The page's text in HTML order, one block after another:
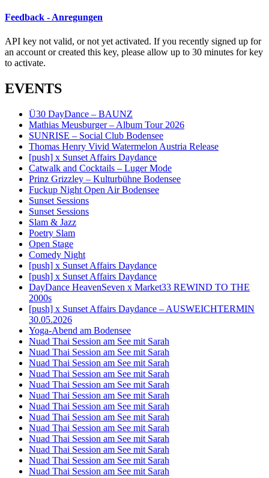
Feedback - Anregungen
API key not valid, or not yet activated. If you recently signed up for
an account or created this key, please allow up to 30 minutes for key
to activate.
EVENTS
Ü30 DayDance – BAUNZ
Mathias Meusburger – Album Tour 2026
SUNRISE – Social Club Bodensee
Thomas Henry Vivid Watermelon Austria Release
[push] x Sunset Affairs Daydance
Catwalk and Cocktails – Luger Mode
Prinz Grizzley – Kulturbühne Bodensee
Fuckup Night Open Air Bodensee
Sunset Sessions
Sunset Sessions
Slam & Jazz
Poetry Slam
Open Stage
Comedy Night
[push] x Sunset Affairs Daydance
[push] x Sunset Affairs Daydance
DayDance HeavenSeven x Market33 REWIND TO THE
2000s
[push] x Sunset Affairs Daydance – AUSWEICHTERMIN
30.05.2026
Yoga-Abend am Bodensee
Nuad Thai Session am See mit Sarah
Nuad Thai Session am See mit Sarah
Nuad Thai Session am See mit Sarah
Nuad Thai Session am See mit Sarah
Nuad Thai Session am See mit Sarah
Nuad Thai Session am See mit Sarah
Nuad Thai Session am See mit Sarah
Nuad Thai Session am See mit Sarah
Nuad Thai Session am See mit Sarah
Nuad Thai Session am See mit Sarah
Nuad Thai Session am See mit Sarah
Nuad Thai Session am See mit Sarah
Nuad Thai Session am See mit Sarah